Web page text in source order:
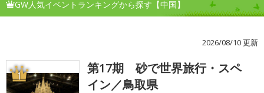
GW人気イベントランキングから探す【中国】
2026/08/10 更新
1
第17期 砂で世界旅行・スペ
イン／鳥取県